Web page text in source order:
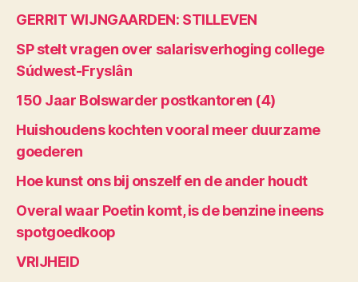
GERRIT WIJNGAARDEN: STILLEVEN
SP stelt vragen over salarisverhoging college
Súdwest-Fryslân
150 Jaar Bolswarder postkantoren (4)
Huishoudens kochten vooral meer duurzame
goederen
Hoe kunst ons bij onszelf en de ander houdt
Overal waar Poetin komt, is de benzine ineens
spotgoedkoop
VRIJHEID